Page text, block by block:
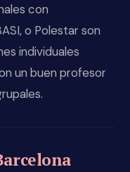
con
o Polestar son
individuales
un buen profesor